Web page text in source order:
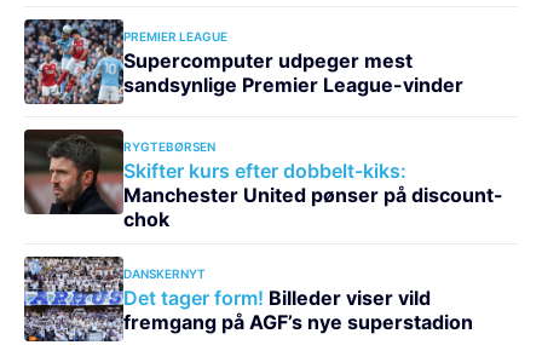
PREMIER LEAGUE
Supercomputer udpeger mest
sandsynlige Premier League-vinder
RYGTEBØRSEN
Skifter kurs efter dobbelt-kiks:
Manchester United pønser på discount-
chok
DANSKERNYT
Det tager form! Billeder viser vild
fremgang på AGF’s nye superstadion